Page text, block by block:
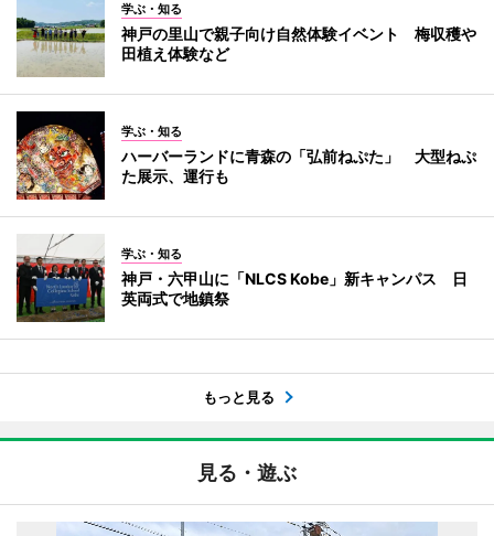
学ぶ・知る
神戸の里山で親子向け自然体験イベント 梅収穫や
田植え体験など
学ぶ・知る
ハーバーランドに青森の「弘前ねぷた」 大型ねぷ
た展示、運行も
学ぶ・知る
神戸・六甲山に「NLCS Kobe」新キャンパス 日
英両式で地鎮祭
もっと見る
見る・遊ぶ